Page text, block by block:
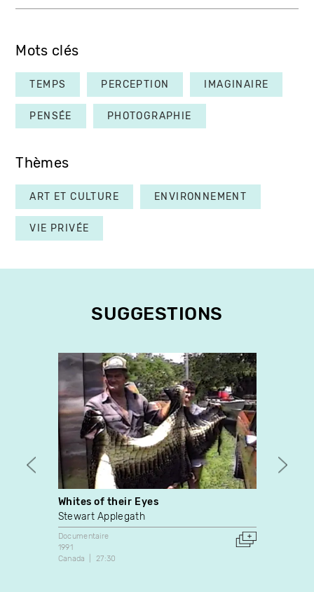
Mots clés
TEMPS PERCEPTION IMAGINAIRE
PENSÉE PHOTOGRAPHIE
Thèmes
ART ET CULTURE ENVIRONNEMENT
VIE PRIVÉE
SUGGESTIONS
Whites of their Eyes
Stewart Applegath
Documentaire
1991
Canada
27:30